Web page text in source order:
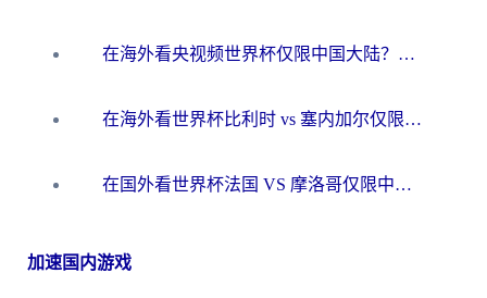
在海外看央视频世界杯仅限中国大陆？这篇指南帮你解锁中文解说+无卡顿直播
在海外看世界杯比利时 vs 塞内加尔仅限中国大陆？我找到了最流畅的中文解说之路
在国外看世界杯法国 VS 摩洛哥仅限中国大陆？海外党这样看中文解说赛事不卡顿
加速国内游戏